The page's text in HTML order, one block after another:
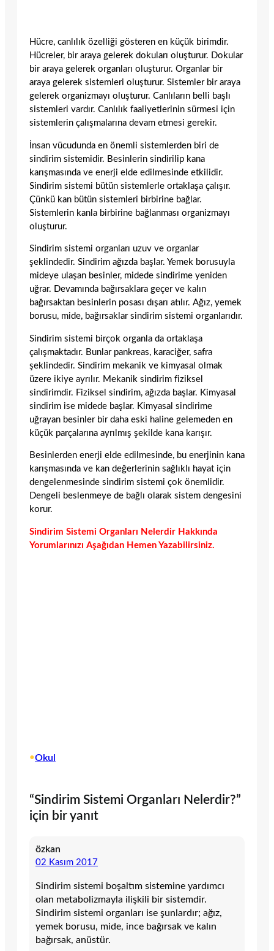
Hücre, canlılık özelliği gösteren en küçük birimdir.
Hücreler, bir araya gelerek dokuları oluşturur. Dokular
bir araya gelerek organları oluşturur. Organlar bir
araya gelerek sistemleri oluşturur. Sistemler bir araya
gelerek organizmayı oluşturur. Canlıların belli başlı
sistemleri vardır. Canlılık faaliyetlerinin sürmesi için
sistemlerin çalışmalarına devam etmesi gerekir.
İnsan vücudunda en önemli sistemlerden biri de
sindirim sistemidir. Besinlerin sindirilip kana
karışmasında ve enerji elde edilmesinde etkilidir.
Sindirim sistemi bütün sistemlerle ortaklaşa çalışır.
Çünkü kan bütün sistemleri birbirine bağlar.
Sistemlerin kanla birbirine bağlanması organizmayı
oluşturur.
Sindirim sistemi organları uzuv ve organlar
şeklindedir. Sindirim ağızda başlar. Yemek borusuyla
mideye ulaşan besinler, midede sindirime yeniden
uğrar. Devamında bağırsaklara geçer ve kalın
bağırsaktan besinlerin posası dışarı atılır. Ağız, yemek
borusu, mide, bağırsaklar sindirim sistemi organlarıdır.
Sindirim sistemi birçok organla da ortaklaşa
çalışmaktadır. Bunlar pankreas, karaciğer, safra
şeklindedir. Sindirim mekanik ve kimyasal olmak
üzere ikiye ayrılır. Mekanik sindirim fiziksel
sindirimdir. Fiziksel sindirim, ağızda başlar. Kimyasal
sindirim ise midede başlar. Kimyasal sindirime
uğrayan besinler bir daha eski haline gelemeden en
küçük parçalarına ayrılmış şekilde kana karışır.
Besinlerden enerji elde edilmesinde, bu enerjinin kana
karışmasında ve kan değerlerinin sağlıklı hayat için
dengelenmesinde sindirim sistemi çok önemlidir.
Dengeli beslenmeye de bağlı olarak sistem dengesini
korur.
Sindirim Sistemi Organları Nelerdir Hakkında
Yorumlarınızı Aşağıdan Hemen Yazabilirsiniz.
•Okul
“Sindirim Sistemi Organları Nelerdir?”
için bir yanıt
özkan
02 Kasım 2017
Sindirim sistemi boşaltım sistemine yardımcı
olan metabolizmayla ilişkili bir sistemdir.
Sindirim sistemi organları ise şunlardır; ağız,
yemek borusu, mide, ince bağırsak ve kalın
bağırsak, anüstür.